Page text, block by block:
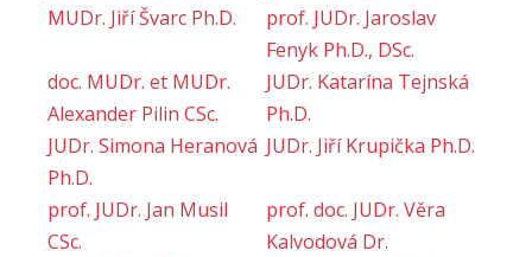
MUDr. Jiří Švarc Ph.D.
prof. JUDr. Jaroslav
Fenyk Ph.D., DSc.
doc. MUDr. et MUDr.
Alexander Pilin CSc.
JUDr. Katarína Tejnská
Ph.D.
JUDr. Simona Heranová
Ph.D.
JUDr. Jiří Krupička Ph.D.
prof. JUDr. Jan Musil
CSc.
prof. doc. JUDr. Věra
Kalvodová Dr.